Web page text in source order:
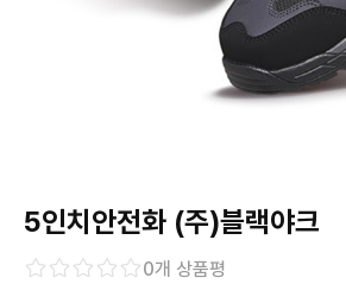
5인치안전화 (주)블랙야크
0개 상품평